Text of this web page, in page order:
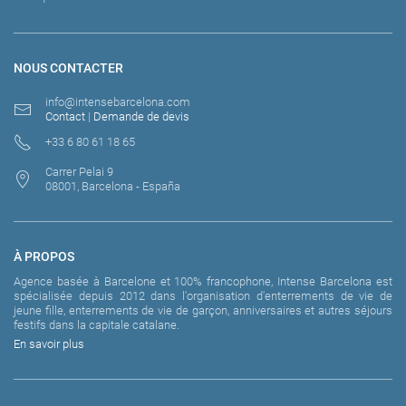
NOUS CONTACTER
info@intensebarcelona.com
Contact | Demande de devis
+33 6 80 61 18 65
Carrer Pelai 9
08001, Barcelona - España
À PROPOS
Agence basée à Barcelone et 100% francophone, Intense Barcelona est
spécialisée depuis 2012 dans l'organisation d'enterrements de vie de
jeune fille, enterrements de vie de garçon, anniversaires et autres séjours
festifs dans la capitale catalane.
En savoir plus